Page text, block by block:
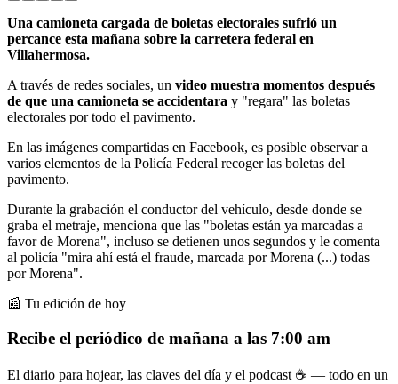
Una camioneta cargada de boletas electorales sufrió un
percance esta mañana sobre la carretera federal en
Villahermosa.
A través de redes sociales, un video muestra momentos después
de que una camioneta se accidentara y "regara" las boletas
electorales por todo el pavimento.
En las imágenes compartidas en Facebook, es posible observar a
varios elementos de la Policía Federal recoger las boletas del
pavimento.
Durante la grabación el conductor del vehículo, desde donde se
graba el metraje, menciona que las "boletas están ya marcadas a
favor de Morena", incluso se detienen unos segundos y le comenta
al policía "mira ahí está el fraude, marcada por Morena (...) todas
por Morena".
📰 Tu edición de hoy
Recibe el periódico de mañana a las 7:00 am
El diario para hojear, las claves del día y el podcast ☕ — todo en un